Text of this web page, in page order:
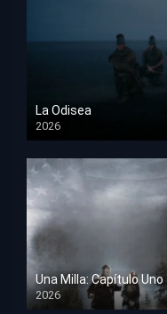
La Odisea
2026
TS Screener
Una Milla: Capítulo Uno
2026
HD 1080p